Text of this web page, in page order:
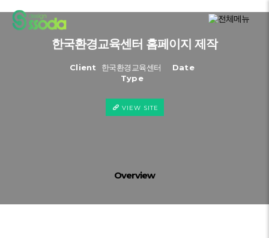
한국환경교육센터 홈페이지 제작
Client 한국환경교육센터
Date
Type
VIEW SITE
Overview